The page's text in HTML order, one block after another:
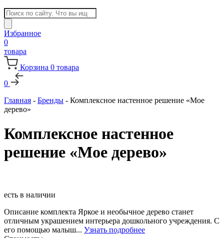
Поиск
товаров
Избранное
0
товара
Корзина 0 товара
0
Главная - Бренды - Комплексное настенное решение «Мое
дерево»
Комплексное настенное
решение «Мое дерево»
есть в наличии
Описание комплекта Яркое и необычное дерево станет
отличным украшением интерьера дошкольного учреждения. С
его помощью малыш... Узнать подробнее